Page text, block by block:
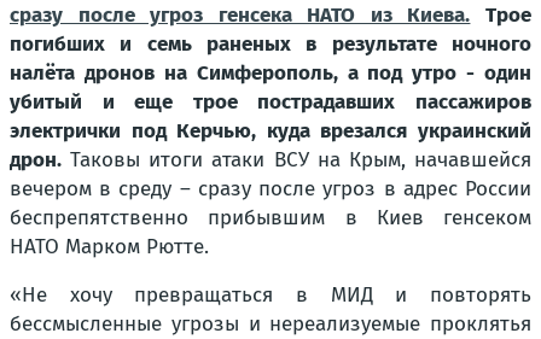
сразу после угроз генсека НАТО из Киева. Трое
погибших и семь раненых в результате ночного
налёта дронов на Симферополь, а под утро - один
убитый и еще трое пострадавших пассажиров
электрички под Керчью, куда врезался украинский
дрон. Таковы итоги атаки ВСУ на Крым, начавшейся
вечером в среду – сразу после угроз в адрес России
беспрепятственно прибывшим в Киев генсеком
НАТО Марком Рютте.
«Не хочу превращаться в МИД и повторять
бессмысленные угрозы и нереализуемые проклятья